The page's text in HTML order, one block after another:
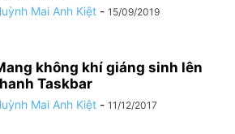
Mai Anh Kiệt - 15/09/2019
không khí giáng sinh lên
Taskbar
Mai Anh Kiệt - 11/12/2017